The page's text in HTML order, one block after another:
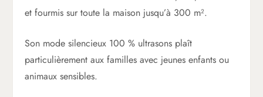
et fourmis sur toute la maison jusqu’à 300 m².
Son mode silencieux 100 % ultrasons plaît
particulièrement aux familles avec jeunes enfants ou
animaux sensibles.